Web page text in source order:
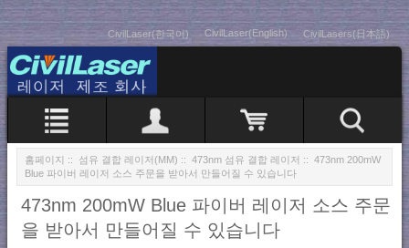
CivilLaser(한국어) CivilLaser(English) CivilLasers(日本語)
홈페이지 :: 섬유 결합 레이저(MM) :: 473nm 섬유 결합 레이저 :: 473nm 200mW
Blue 파이버 레이저 소스 주문을 받아서 만들어질 수 있습니다
473nm 200mW Blue 파이버 레이저 소스 주문
을 받아서 만들어질 수 있습니다